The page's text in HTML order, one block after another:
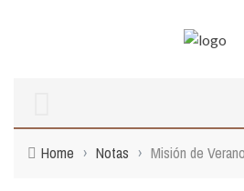
Home › Notas › Misión de